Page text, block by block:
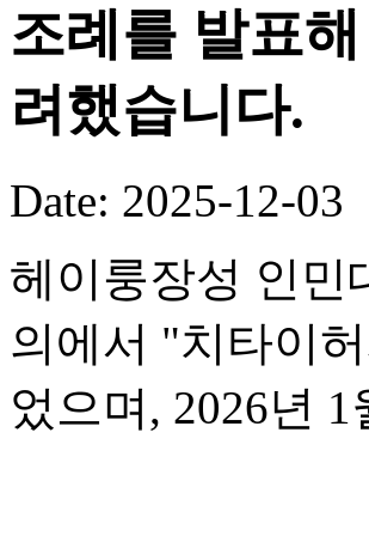
조례를 발표
려했습니다.
Date: 2025-12-03
헤이룽장성 인민
의에서 "치타이
었으며, 2026년